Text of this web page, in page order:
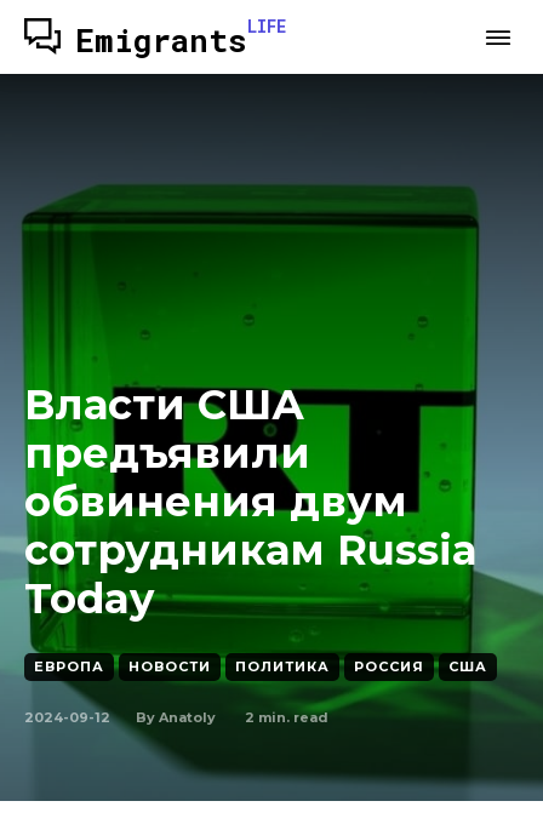
EmigrantsLIFE
Власти США
предъявили
обвинения двум
сотрудникам Russia
Today
ЕВРОПА НОВОСТИ ПОЛИТИКА РОССИЯ США
2024-09-12 By Anatoly 2 min. read